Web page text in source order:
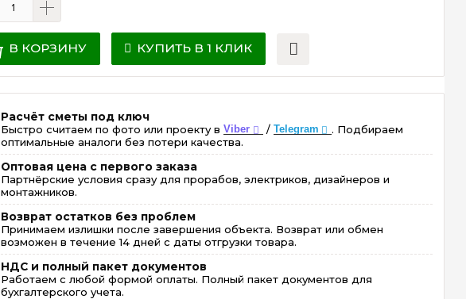
В КОРЗИНУ КУПИТЬ В 1 КЛИК
Расчёт сметы под ключ
Быстро считаем по фото или проекту вViber / Telegram
. Подбираем
оптимальные аналоги без потери качества.
Оптовая цена с первого заказа
Партнёрские условия сразу для прорабов, электриков, дизайнеров и
монтажников.
Возврат остатков без проблем
Принимаем излишки после завершения объекта. Возврат или обмен
возможен в течение 14 дней с даты отгрузки товара.
НДС и полный пакет документов
Работаем с любой формой оплаты. Полный пакет документов для
бухгалтерского учета.